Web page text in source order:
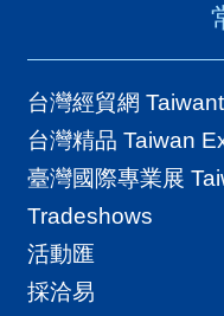
台灣經貿網
台灣精品 Taiwan
臺灣國際專業展
Tradeshows
活動匯
採洽易